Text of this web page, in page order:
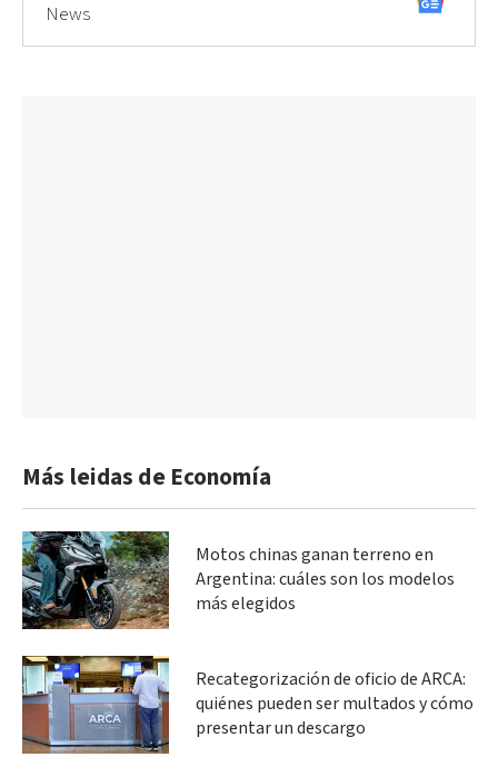
News
Más leidas de Economía
Motos chinas ganan terreno en
Argentina: cuáles son los modelos
más elegidos
Recategorización de oficio de ARCA:
quiénes pueden ser multados y cómo
presentar un descargo